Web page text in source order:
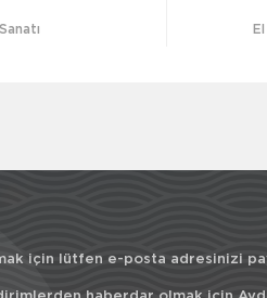
için lütfen e-posta adresinizi